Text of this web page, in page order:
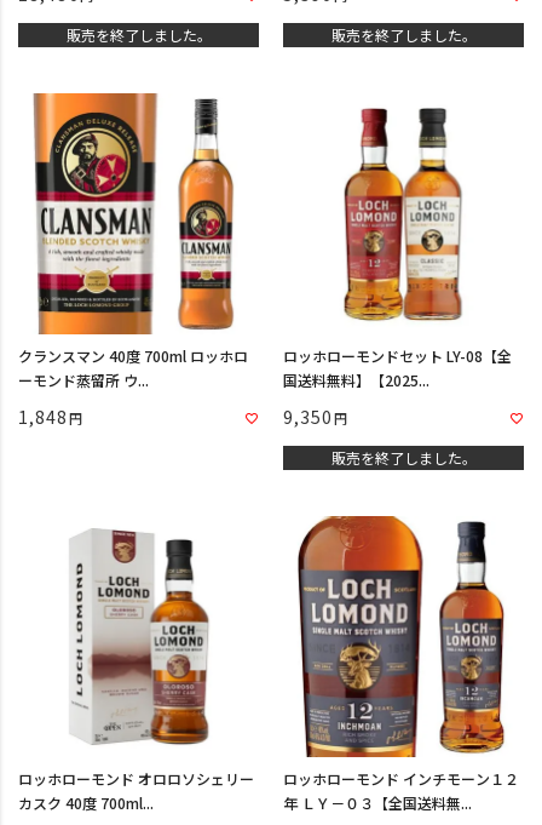
販売を終了しました。 販売を終了しました。
クランスマン 40度 700ml ロッホロ
ーモンド蒸留所 ウ...
1,848
ロッホローモンドセット LY-08【全
国送料無料】【2025...
9,350
販売を終了しました。
ロッホローモンド オロロソシェリー
カスク 40度 700ml...
ロッホローモンド インチモーン１２
年 ＬＹ－０３【全国送料無...